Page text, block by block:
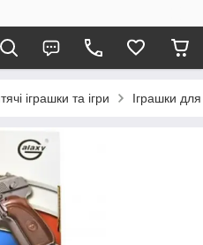
іграшки та ігри Іграшки